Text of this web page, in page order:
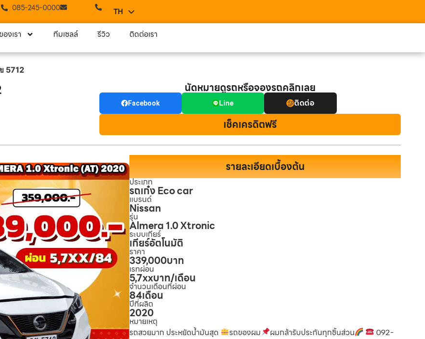
085-245-0000 TH
EN
งเรา ทีมเซลล์ รีวิว ติดต่อเรา
5712
นัดหมายดูรถหรือจองรถคลิกเลย
Facebook Line ติดต่อ
เช็คเครดิตฟรี
รายละเอียดเบื้องต้น
ประเภท
รถเก๋ง Eco car
แบรนด์
Nissan
รุ่น
Almera 1.0 Xtronic
ระบบเกียร์
เกียร์อัตโนมัติ
ราคา
339,000บาท
เรทผ่อน
5,7xxบาท/เดือน
จำนวนเดือนที่ผ่อน
84เดือน
ปีที่ผลิต
2020
หมายเหตุ
รถสวยมาก ประหยัดน้ำมันสุด
รถของผม ผมกล้ารับประกันทุกชิ้นส่วน
092-